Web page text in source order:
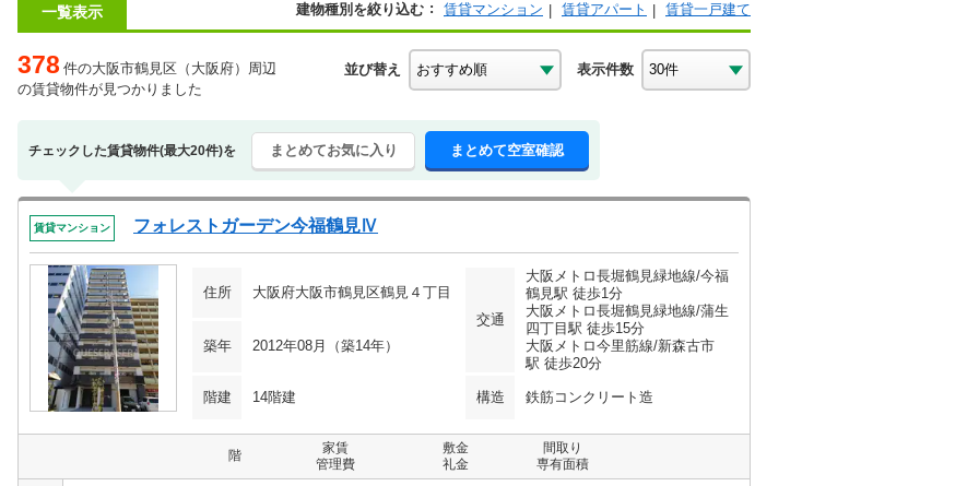
一覧表示 建物種別を絞り込む 賃貸マンション 賃貸アパート 賃貸一戸建て
378 件の大阪市鶴見区（大阪府）周辺
の賃貸物件が見つかりました
並び替え 表示件数
チェックした賃貸物件(最大20件)を まとめてお気に入り まとめて空室確認
賃貸マンション フォレストガーデン今福鶴見Ⅳ
住所
大阪府大阪市鶴見区鶴見４丁目
交通
大阪メトロ長堀鶴見緑地線/今福
鶴見駅 徒歩1分
大阪メトロ長堀鶴見緑地線/蒲生
四丁目駅 徒歩15分
大阪メトロ今里筋線/新森古市
駅 徒歩20分
築年 2012年08月（築14年）
階建 14階建 構造 鉄筋コンクリート造
階
家賃
管理費
敷金
礼金
間取り
専有面積